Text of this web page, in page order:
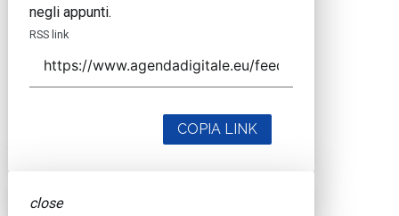
negli appunti.
RSS link
COPIA LINK
close